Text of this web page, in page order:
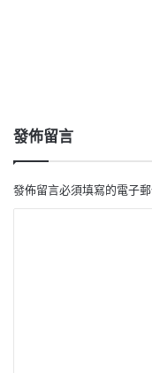
發佈留言
發佈留言必須填寫的電子